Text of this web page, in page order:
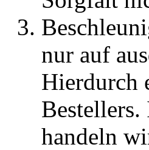
nur auf
Hierdurch
handeln